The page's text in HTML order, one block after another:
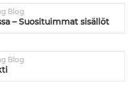
Blog
– Suosituimmat sisällöt
Blog